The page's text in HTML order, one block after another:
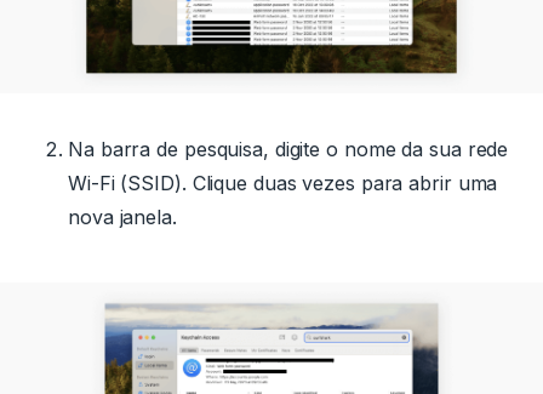
Na barra de pesquisa, digite o nome da sua rede
Wi-Fi (SSID). Clique duas vezes para abrir uma
nova janela.